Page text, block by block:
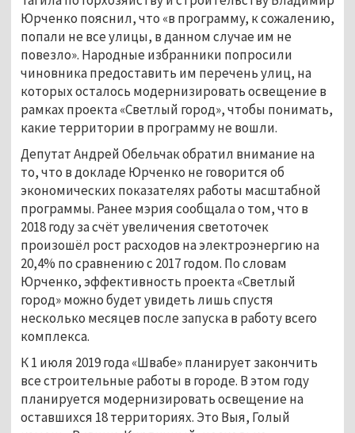
Юрченко пояснил, что «в программу, к сожалению,
попали не все улицы, в данном случае им не
повезло». Народные избранники попросили
чиновника предоставить им перечень улиц, на
которых осталось модернизировать освещение в
рамках проекта «Светлый город», чтобы понимать,
какие территории в программу не вошли.
Депутат Андрей Обельчак обратил внимание на
то, что в докладе Юрченко не говорится об
экономических показателях работы масштабной
программы. Ранее мэрия сообщала о том, что в
2018 году за счёт увеличения светоточек
произошёл рост расходов на электроэнергию на
20,4% по сравнению с 2017 годом. По словам
Юрченко, эффективность проекта «Светлый
город» можно будет увидеть лишь спустя
несколько месяцев после запуска в работу всего
комплекса.
К 1 июля 2019 года «Швабе» планирует закончить
все строительные работы в городе. В этом году
планируется модернизировать освещение на
оставшихся 18 территориях. Это Выя, Голый